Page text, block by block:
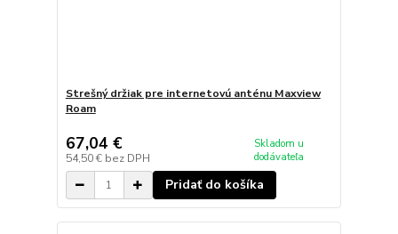
Strešný držiak pre internetovú anténu Maxview
Roam
67,04 €
54,50 € bez DPH
Skladom u
dodávateľa
Pridať do košíka